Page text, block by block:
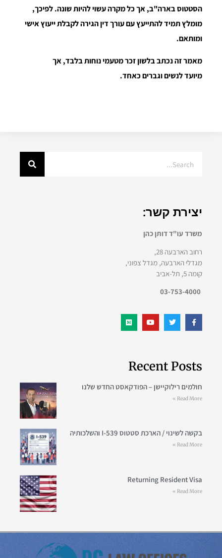
הסטטוס בארה"ב, אך כל מקרה עשוי להיות שונה. לפיכך,
מומלץ תמיד להתייעץ עם עורך דין הגירה לקבלת ייעוץ אישי
ומותאם.
מאמר זה נכתב בלשון זכרמטעמי נוחות בלבד,אך
מיועדלנשים וגברים כאחד.
יצירת קשר:
משרד עו"ד דותן כהן
רחוב הארבעה 28,
מגדלי הארבעה, מגדל צפוני,
קומה 5, תל-אביב
Recent Posts
חולמים רילוקיישן – הפודקאסט החדש שלנו
Read More »
בקשה לשינוי / הארכת סטטוס I-539 והשלכותיה
Read More »
Returning Resident Visa
Read More »